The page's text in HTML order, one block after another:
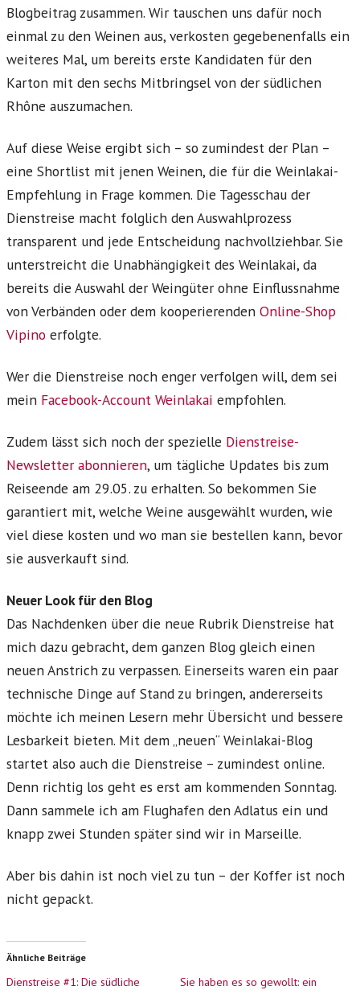
Blogbeitrag zusammen. Wir tauschen uns dafür noch
einmal zu den Weinen aus, verkosten gegebenenfalls ein
weiteres Mal, um bereits erste Kandidaten für den
Karton mit den sechs Mitbringsel von der südlichen
Rhône auszumachen.
Auf diese Weise ergibt sich – so zumindest der Plan –
eine Shortlist mit jenen Weinen, die für die Weinlakai-
Empfehlung in Frage kommen. Die Tagesschau der
Dienstreise macht folglich den Auswahlprozess
transparent und jede Entscheidung nachvollziehbar. Sie
unterstreicht die Unabhängigkeit des Weinlakai, da
bereits die Auswahl der Weingüter ohne Einflussnahme
von Verbänden oder dem kooperierenden Online-Shop
Vipino erfolgte.
Wer die Dienstreise noch enger verfolgen will, dem sei
mein Facebook-Account Weinlakai empfohlen.
Zudem lässt sich noch der spezielle Dienstreise-
Newsletter abonnieren, um tägliche Updates bis zum
Reiseende am 29.05. zu erhalten. So bekommen Sie
garantiert mit, welche Weine ausgewählt wurden, wie
viel diese kosten und wo man sie bestellen kann, bevor
sie ausverkauft sind.
Neuer Look für den Blog
Das Nachdenken über die neue Rubrik Dienstreise hat
mich dazu gebracht, dem ganzen Blog gleich einen
neuen Anstrich zu verpassen. Einerseits waren ein paar
technische Dinge auf Stand zu bringen, andererseits
möchte ich meinen Lesern mehr Übersicht und bessere
Lesbarkeit bieten. Mit dem „neuen“ Weinlakai-Blog
startet also auch die Dienstreise – zumindest online.
Denn richtig los geht es erst am kommenden Sonntag.
Dann sammele ich am Flughafen den Adlatus ein und
knapp zwei Stunden später sind wir in Marseille.
Aber bis dahin ist noch viel zu tun – der Koffer ist noch
nicht gepackt.
Ähnliche Beiträge
Dienstreise #1: Die südliche Sie haben es so gewollt: ein